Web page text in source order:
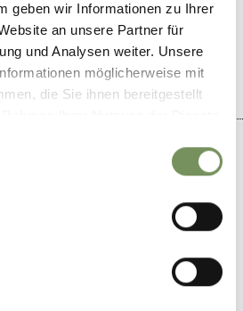
geben wir Informationen zu Ihrer
an unsere Partner für
und Analysen weiter. Unsere
möglicherweise mit
die Sie ihnen bereitgestellt
STATO UTILE? SÌ